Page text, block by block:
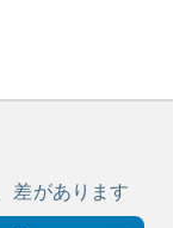
差があります